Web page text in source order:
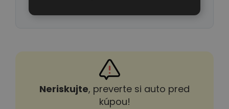
Neriskujte, preverte si auto pred
kúpou!